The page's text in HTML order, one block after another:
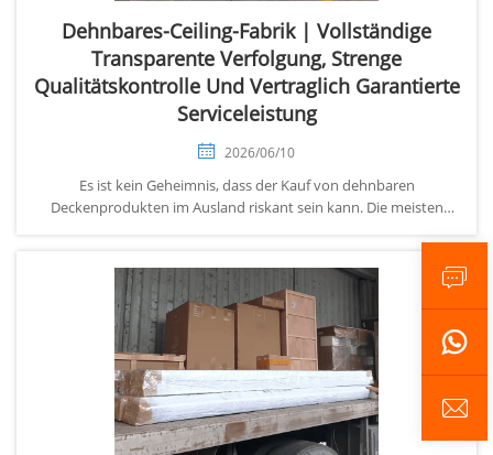
Dehnbares-Ceiling-Fabrik | Vollständige
Transparente Verfolgung, Strenge
Qualitätskontrolle Und Vertraglich Garantierte
Serviceleistung
2026/06/10
Es ist kein Geheimnis, dass der Kauf von dehnbaren
Deckenprodukten im Ausland riskant sein kann. Die meisten
Fracht- und Zollkosten und stellen dann fest, dass die Artikel
nicht mit ihrer Bestellung übereinstimmen – falsche
Abmessungen, inkonsis...